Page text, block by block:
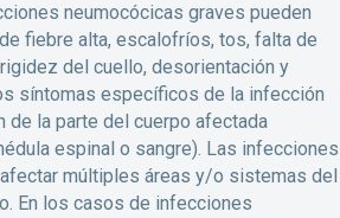
neumocócicas graves pueden
fiebre alta, escalofríos, tos, falta de
del cuello, desorientación y
síntomas específicos de la infección
de la parte del cuerpo afectada
espinal o sangre). Las infecciones
múltiples áreas y/o sistemas del
En los casos de infecciones